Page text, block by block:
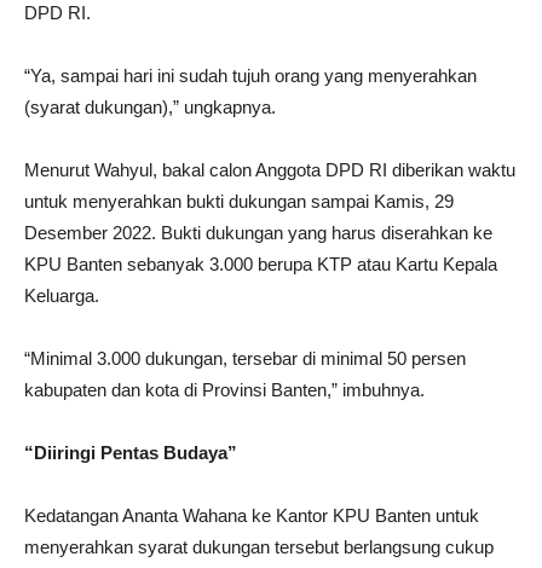
DPD RI.
“Ya, sampai hari ini sudah tujuh orang yang menyerahkan
(syarat dukungan),” ungkapnya.
Menurut Wahyul, bakal calon Anggota DPD RI diberikan waktu
untuk menyerahkan bukti dukungan sampai Kamis, 29
Desember 2022. Bukti dukungan yang harus diserahkan ke
KPU Banten sebanyak 3.000 berupa KTP atau Kartu Kepala
Keluarga.
“Minimal 3.000 dukungan, tersebar di minimal 50 persen
kabupaten dan kota di Provinsi Banten,” imbuhnya.
“Diiringi Pentas Budaya”
Kedatangan Ananta Wahana ke Kantor KPU Banten untuk
menyerahkan syarat dukungan tersebut berlangsung cukup